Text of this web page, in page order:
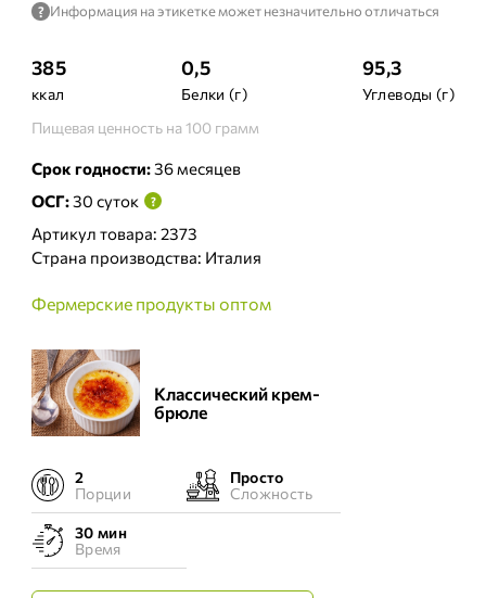
? Информация на этикетке может незначительно отличаться
385
ккал
0,5
Белки (г)
95,3
Углеводы (г)
Пищевая ценность на 100 грамм
Срок годности:36 месяцев
ОСГ:30 суток ?
Артикул товара: 2373
Страна производства: Италия
Фермерские продукты оптом
Классический крем-
брюле
2
Порции
Просто
Сложность
30 мин
Время